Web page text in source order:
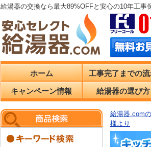
給湯器の交換なら最大89%OFFと安心の10年工事
ホーム 工事完了までの
キャンペーン情報 給湯器の選び方
給湯器.com
様より